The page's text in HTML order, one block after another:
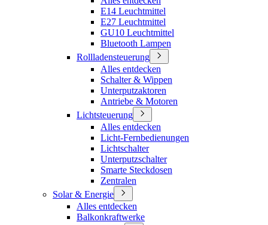
E14 Leuchtmittel
E27 Leuchtmittel
GU10 Leuchtmittel
Bluetooth Lampen
Rollladensteuerung
Alles entdecken
Schalter & Wippen
Unterputzaktoren
Antriebe & Motoren
Lichtsteuerung
Alles entdecken
Licht-Fernbedienungen
Lichtschalter
Unterputzschalter
Smarte Steckdosen
Zentralen
Solar & Energie
Alles entdecken
Balkonkraftwerke